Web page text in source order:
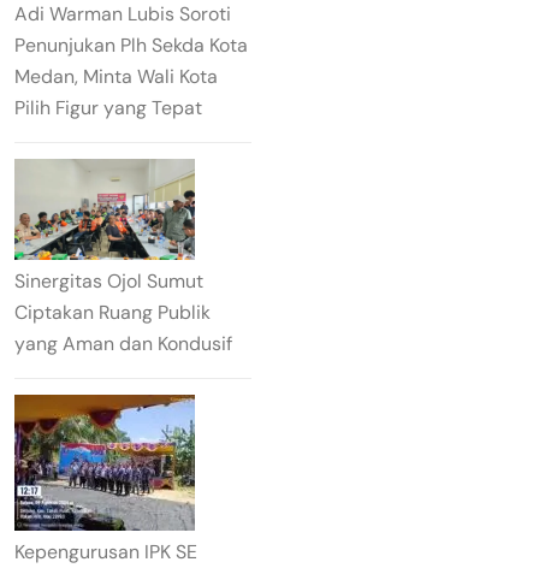
Adi Warman Lubis Soroti
Penunjukan Plh Sekda Kota
Medan, Minta Wali Kota
Pilih Figur yang Tepat
Sinergitas Ojol Sumut
Ciptakan Ruang Publik
yang Aman dan Kondusif
Kepengurusan IPK SE